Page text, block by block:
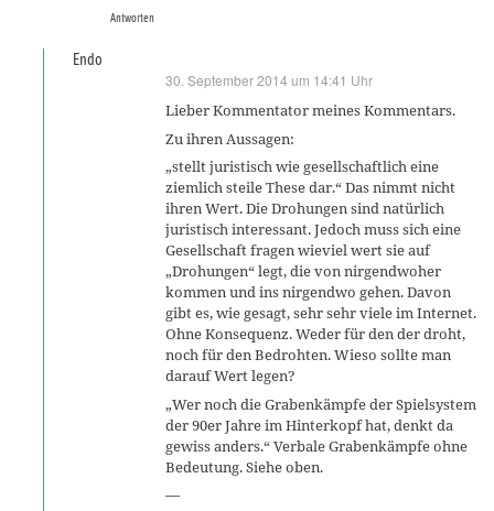
Antworten
Endo
30. September 2014 um 14:41 Uhr
Lieber Kommentator meines Kommentars.
Zu ihren Aussagen:
„stellt juristisch wie gesellschaftlich eine
ziemlich steile These dar.“ Das nimmt nicht
ihren Wert. Die Drohungen sind natürlich
juristisch interessant. Jedoch muss sich eine
Gesellschaft fragen wieviel wert sie auf
„Drohungen“ legt, die von nirgendwoher
kommen und ins nirgendwo gehen. Davon
gibt es, wie gesagt, sehr sehr viele im Internet.
Ohne Konsequenz. Weder für den der droht,
noch für den Bedrohten. Wieso sollte man
darauf Wert legen?
„Wer noch die Grabenkämpfe der Spielsystem
der 90er Jahre im Hinterkopf hat, denkt da
gewiss anders.“ Verbale Grabenkämpfe ohne
Bedeutung. Siehe oben.
—